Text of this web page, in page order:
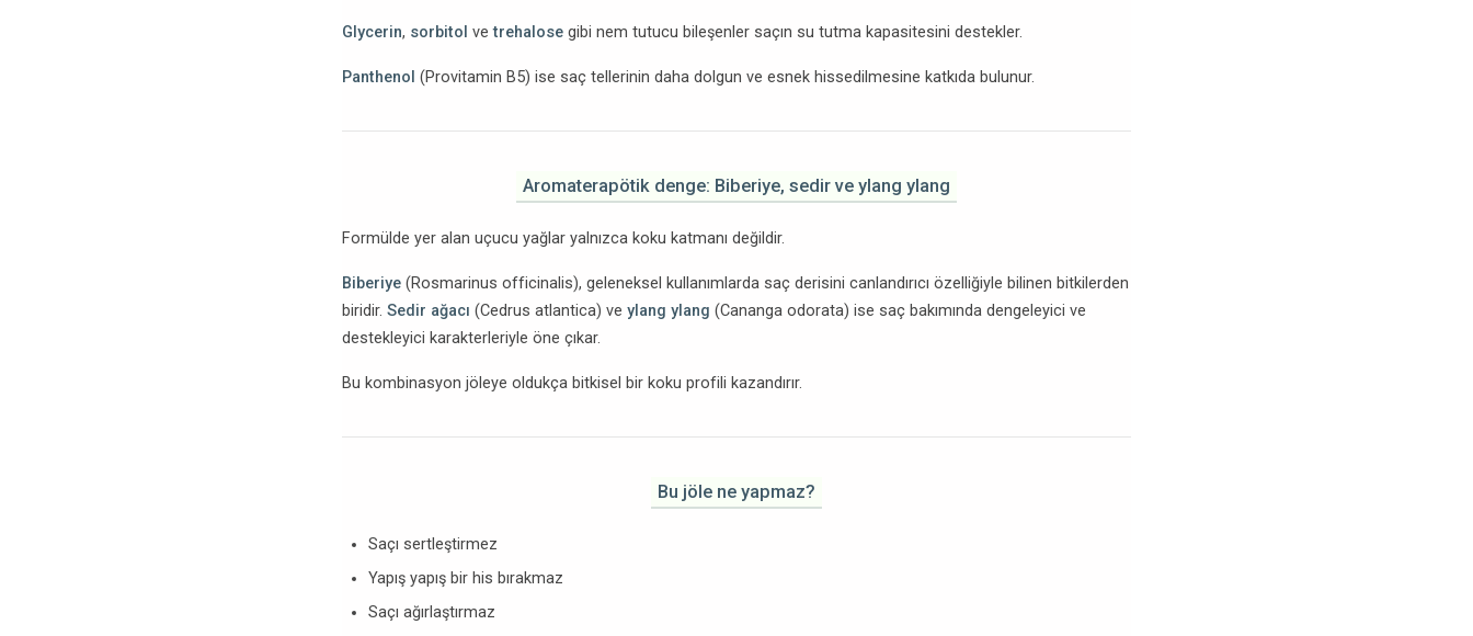
Glycerin, sorbitol vetrehalose gibi nem tutucu bileşenler saçın su tutma kapasitesini destekler.
Panthenol (Provitamin B5) ise saç tellerinin daha dolgun ve esnek hissedilmesine katkıda bulunur.
Aromaterapötik denge: Biberiye, sedir ve ylang ylang
Formülde yer alan uçucu yağlar yalnızca koku katmanı değildir.
Biberiye (Rosmarinus officinalis), geleneksel kullanımlarda saç derisini canlandırıcı özelliğiyle bilinen bitkilerden
biridir. Sedir ağacı (Cedrus atlantica) ve ylang ylang (Cananga odorata) ise saç bakımında dengeleyici ve
destekleyici karakterleriyle öne çıkar.
Bu kombinasyon jöleye oldukça bitkisel bir koku profili kazandırır.
Bu jöle ne yapmaz?
Saçı sertleştirmez
Yapış yapış bir his bırakmaz
Saçı ağırlaştırmaz